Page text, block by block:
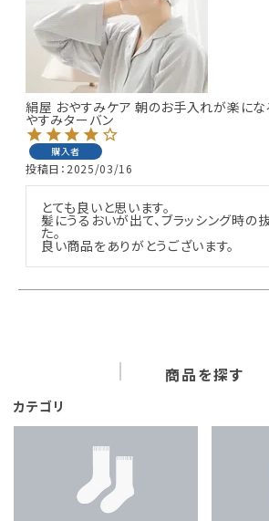
絹屋 おやすみケア 朝のお手入れが楽に
やすみターバン
購入者
投稿日 2025/03/16
とても良いと思います。
髪にうるおいが出て、ブラッシング時の
た。
良い商品をありがとうございます。
商品を探す
カテゴリ